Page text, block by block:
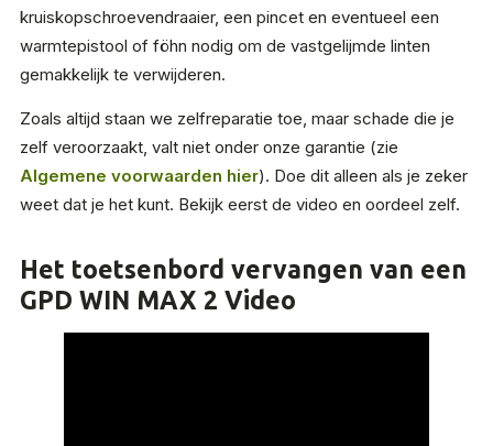
kruiskopschroevendraaier, een pincet en eventueel een
warmtepistool of föhn nodig om de vastgelijmde linten
gemakkelijk te verwijderen.
Zoals altijd staan we zelfreparatie toe, maar schade die je
zelf veroorzaakt, valt niet onder onze garantie (zie
Algemene voorwaarden hier). Doe dit alleen als je zeker
weet dat je het kunt. Bekijk eerst de video en oordeel zelf.
Het toetsenbord vervangen van een
GPD WIN MAX 2 Video